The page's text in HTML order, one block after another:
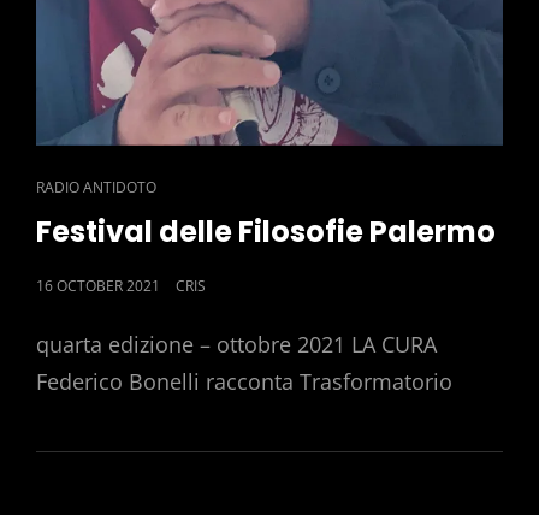
CAT
LINKS
RADIO ANTIDOTO
Festival delle Filosofie Palermo
POSTED
16 OCTOBER 2021 CRIS
quarta edizione – ottobre 2021 LA CURA
Federico Bonelli racconta Trasformatorio